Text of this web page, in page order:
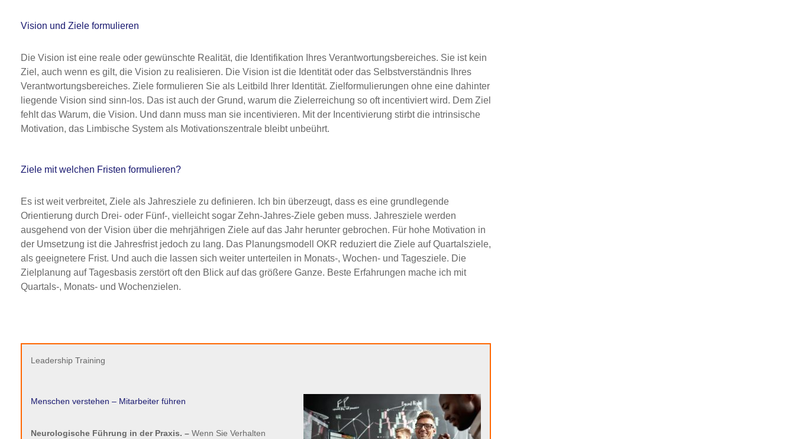
Vision und Ziele formulieren
Die Vision ist eine reale oder gewünschte Realität, die Identifikation Ihres Verantwortungsbereiches. Sie ist kein
Ziel, auch wenn es gilt, die Vision zu realisieren. Die Vision ist die Identität oder das Selbstverständnis Ihres
Verantwortungsbereiches. Ziele formulieren Sie als Leitbild Ihrer Identität. Zielformulierungen ohne eine dahinter
liegende Vision sind sinn-los. Das ist auch der Grund, warum die Zielerreichung so oft incentiviert wird. Dem Ziel
fehlt das Warum, die Vision. Und dann muss man sie incentivieren. Mit der Incentivierung stirbt die intrinsische
Motivation, das Limbische System als Motivationszentrale bleibt unbeührt.
Ziele mit welchen Fristen formulieren?
Es ist weit verbreitet, Ziele als Jahresziele zu definieren. Ich bin überzeugt, dass es eine grundlegende
Orientierung durch Drei- oder Fünf-, vielleicht sogar Zehn-Jahres-Ziele geben muss. Jahresziele werden
ausgehend von der Vision über die mehrjährigen Ziele auf das Jahr herunter gebrochen. Für hohe Motivation in
der Umsetzung ist die Jahresfrist jedoch zu lang. Das Planungsmodell OKR reduziert die Ziele auf Quartalsziele,
als geeignetere Frist. Und auch die lassen sich weiter unterteilen in Monats-, Wochen- und Tagesziele. Die
Zielplanung auf Tagesbasis zerstört oft den Blick auf das größere Ganze. Beste Erfahrungen mache ich mit
Quartals-, Monats- und Wochenzielen.
Leadership Training
Menschen verstehen – Mitarbeiter führen
Neurologische Führung in der Praxis. – Wenn Sie Verhalten